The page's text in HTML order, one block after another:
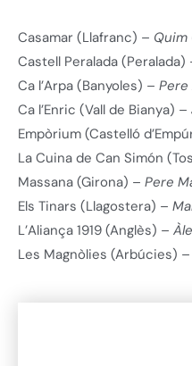
Casamar (Llafranc) – Quim
Castell Peralada (Peralada)
Ca l’Arpa (Banyoles) – Pere
Ca l’Enric (Vall de Bianya) –
Empòrium (Castelló
La Cuina de Can Simón
Massana (Girona) – Pere
Els Tinars (Llagostera) –
L’Aliança 1919 (Anglès) –
Les Magnòlies (Arbúcies) –